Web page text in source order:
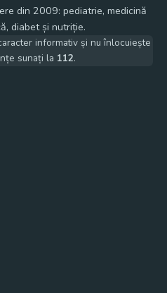
din 2009: pediatrie, medicină
diabet și nutriție.
informativ și nu înlocuiește
sunați la 112.